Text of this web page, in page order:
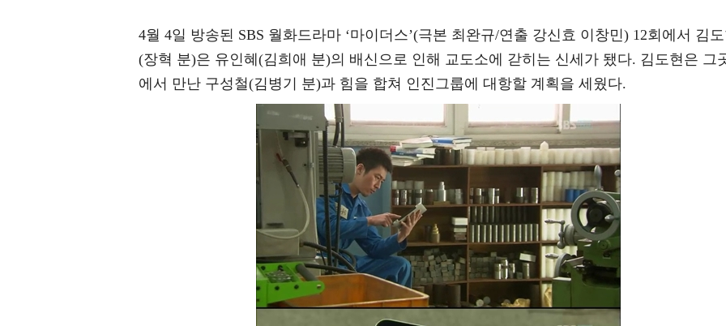
4월 4일 방송된 SBS 월화드라마 ‘마이더스’(극본 최완규/연출 강신효 이창민) 12회에서 김
(장혁 분)은 유인혜(김희애 분)의 배신으로 인해 교도소에 갇히는 신세가 됐다. 김도현은 그
에서 만난 구성철(김병기 분)과 힘을 합쳐 인진그룹에 대항할 계획을 세웠다.